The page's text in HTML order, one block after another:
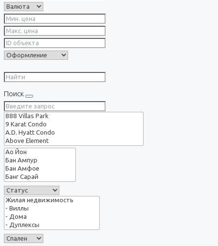
Поиск